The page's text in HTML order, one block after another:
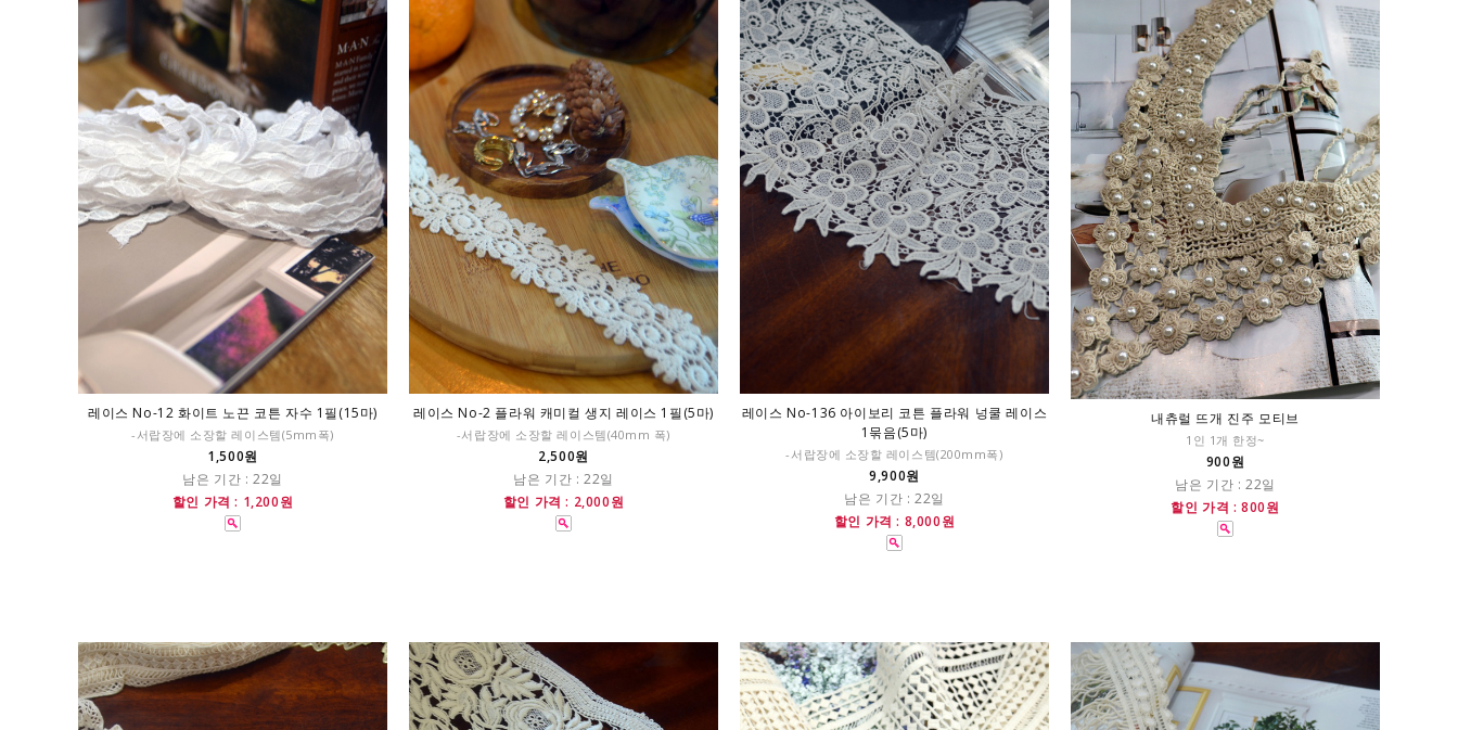
레이스 No-12 화이트 노끈 코튼 자수 1필(15마)
-서랍장에 소장할 레이스템(5mm폭)
1,500원
남은 기간 : 22일
할인 가격 : 1,200원
레이스 No-2 플라워 캐미컬 생지 레이스 1필(5마)
-서랍장에 소장할 레이스템(40mm 폭)
2,500원
남은 기간 : 22일
할인 가격 : 2,000원
레이스 No-136 아이보리 코튼 플라워 넝쿨 레이스
1묶음(5마)
-서랍장에 소장할 레이스템(200mm폭)
9,900원
남은 기간 : 22일
할인 가격 : 8,000원
내츄럴 뜨개 진주 모티브
1인 1개 한정~
900원
남은 기간 : 22일
할인 가격 : 800원